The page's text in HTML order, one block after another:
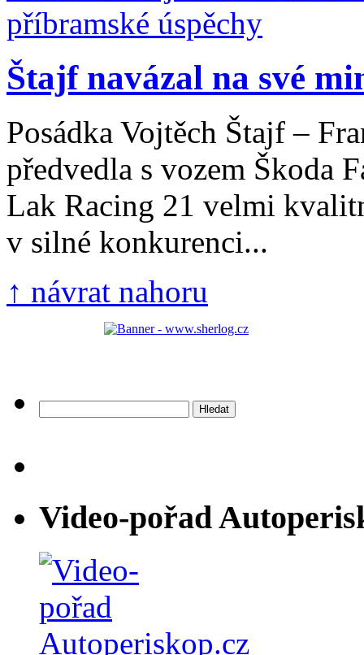
Štajf navázal na své
Posádka Vojtěch Štajf –
předvedla s vozem Škoda
Lak Racing 21 velmi
v silné konkurenci...
↑ návrat nahoru
Video-pořad